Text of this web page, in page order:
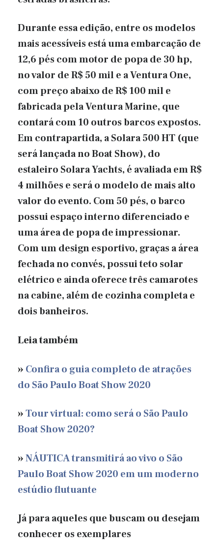
Durante essa edição, entre os modelos
mais acessíveis está uma embarcação de
12,6 pés com motor de popa de 30 hp,
no valor de R$ 50 mil e a Ventura One,
com preço abaixo de R$ 100 mil e
fabricada pela Ventura Marine, que
contará com 10 outros barcos expostos.
Em contrapartida, a Solara 500 HT (que
será lançada no Boat Show), do
estaleiro Solara Yachts, é avaliada em R$
4 milhões e será o modelo de mais alto
valor do evento. Com 50 pés, o barco
possui espaço interno diferenciado e
uma área de popa de impressionar.
Com um design esportivo, graças a área
fechada no convés, possui teto solar
elétrico e ainda oferece três camarotes
na cabine, além de cozinha completa e
dois banheiros.
Leia também
» Confira o guia completo de atrações
do São Paulo Boat Show 2020
»Tour virtual: como será o São Paulo
Boat Show 2020?
»NÁUTICA transmitirá ao vivo o São
Paulo Boat Show 2020 em um moderno
estúdio flutuante
Já para aqueles que buscam ou desejam
conhecer os exemplares